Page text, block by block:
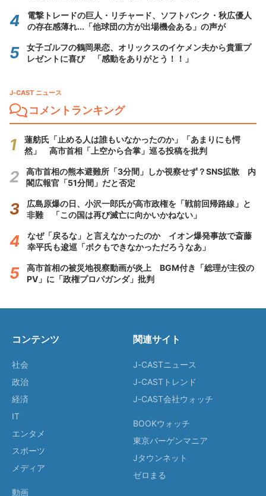
電撃トレードの巨人・リチャード、ソフトバンク・秋広優人
の存在感薄れ...「他球団の方が出場機会ある」の声が
女子ゴルフの鶴岡果恋、オリックスのイケメン夫から貴重プ
レゼントに喜び 「感動をありがとう！！」
J-CAST ニュース
コメントランキング
蓮舫氏「止める人は誰もいなかったのか」「あまりにも愕
然」 高市首相「上空から合掌」巡る投稿を批判
高市首相の熊本避難所「3分間」しか視察せず？SNS拡散 内
閣広報官「51分間」だと否定
広島原爆の日、小沢一郎氏が高市政権を「戦前回帰路線」と
非難 「この国は再び滅亡に向かいかねない」
なぜ「戻るな」と言えなかったのか イオン爆発事故で斎藤
幸平氏も逡巡「ボクもできなかっただろうなあ」
高市首相の被災地視察動画が炎上 BGM付き「総理が主役の
PV」に「政権プロパガンダ」批判
コンテンツ
社会
政治
経済
IT
エンタメ
スポーツ
メディア
動画
関連サイト
J-CASTニュース
J-CASTトレンド
J-CAST会社ウォッチ
BOOKウォッチ
東京バーゲンマニア
Jタウンネット
ゼロまる